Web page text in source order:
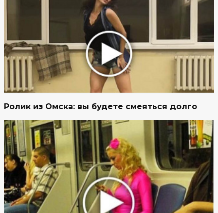
Ролик из Омска: вы будете смеяться долго